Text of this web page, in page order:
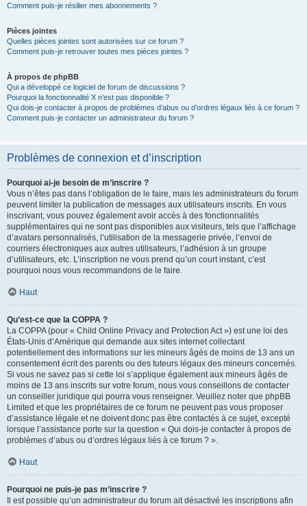
Comment puis-je résilier mes abonnements ?
Pièces jointes
Quelles pièces jointes sont autorisées sur ce forum ?
Comment puis-je retrouver toutes mes pièces jointes ?
À propos de phpBB
Qui a développé ce logiciel de forum de discussions ?
Pourquoi la fonctionnalité X n’est pas disponible ?
Qui dois-je contacter à propos de problèmes d’abus ou d’ordres légaux liés à ce forum ?
Comment puis-je contacter un administrateur du forum ?
Problèmes de connexion et d’inscription
Pourquoi ai-je besoin de m’inscrire ?
Vous n’êtes pas dans l’obligation de le faire, mais les administrateurs du forum
peuvent limiter la publication de messages aux utilisateurs inscrits. En vous
inscrivant, vous pouvez également avoir accès à des fonctionnalités
supplémentaires qui ne sont pas disponibles aux visiteurs, tels que l’affichage
d’avatars personnalisés, l’utilisation de la messagerie privée, l’envoi de
courriers électroniques aux autres utilisateurs, l’adhésion à un groupe
d’utilisateurs, etc. L’inscription ne vous prend qu’un court instant, c’est
pourquoi nous vous recommandons de le faire.
Haut
Qu’est-ce que la COPPA ?
La COPPA (pour « Child Online Privacy and Protection Act ») est une loi des
États-Unis d’Amérique qui demande aux sites internet collectant
potentiellement des informations sur les mineurs âgés de moins de 13 ans un
consentement écrit des parents ou des tuteurs légaux des mineurs concernés.
Si vous ne savez pas si cette loi s’applique également aux mineurs âgés de
moins de 13 ans inscrits sur votre forum, nous vous conseillons de contacter
un conseiller juridique qui pourra vous renseigner. Veuillez noter que phpBB
Limited et que les propriétaires de ce forum ne peuvent pas vous proposer
d’assistance légale et ne doivent donc pas être contactés à ce sujet, excepté
lorsque l’assistance porte sur la question « Qui dois-je contacter à propos de
problèmes d’abus ou d’ordres légaux liés à ce forum ? ».
Haut
Pourquoi ne puis-je pas m’inscrire ?
Il est possible qu’un administrateur du forum ait désactivé les inscriptions afin